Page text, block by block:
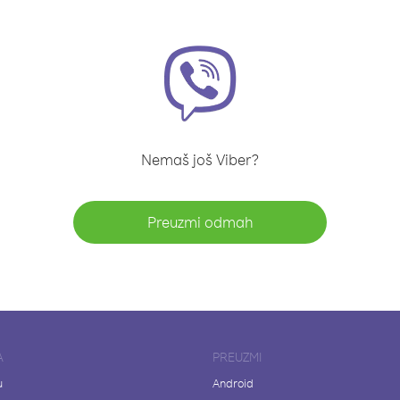
Nemaš još Viber?
Preuzmi odmah
PREUZMI
Android